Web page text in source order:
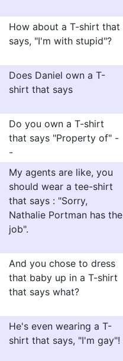
How about a T-shirt that
says, "I'm with stupid"?
Does Daniel own a T-
shirt that says
Do you own a T-shirt
that says "Property of" -
-
My agents are like, you
should wear a tee-shirt
that says : "Sorry,
Nathalie Portman has the
job".
And you chose to dress
that baby up in a T-shirt
that says what?
He's even wearing a T-
shirt that says, "I'm gay"!